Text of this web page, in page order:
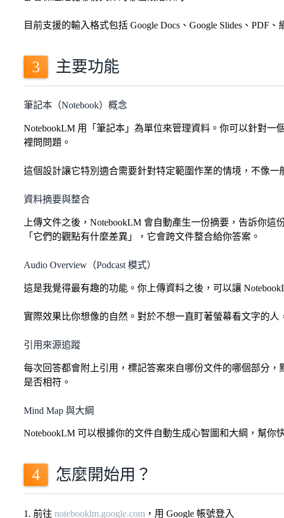
目前支援的輸入格式包括 Google Docs、Google Slides、PDF
主要功能
筆記本（Notebook）概念
NotebookLM 用「筆記本」為單位來管理資料。你可以針對
裡問問題。
這個設計讓它特別適合需要針對特定範圍作業的情境，不像一
資料摘要與整合
上傳文件之後，NotebookLM 會自動產生一份摘要，告訴你
「它們的觀點有什麼差異」，它會跨文件整合給你答案。
Audio Overview（Podcast 模式）
這是我覺得最有趣的功能。你上傳資料之後，可以讓
實際效果比你想像的自然。對於不想一直盯著螢幕看文字的人
引用來源追蹤
每次回答都會附上引用，標記答案來自哪份文件的哪個部分
是否相符。
Mind Map 與大綱
NotebookLM 可以根據你的文件自動生成心智圖和大綱，幫
怎麼開始用？
1. 前往 notebooklm.google.com ，用 Google 帳號登入